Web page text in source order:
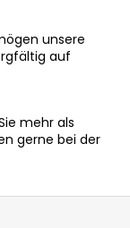
unsere
auf
mehr als
gerne bei der